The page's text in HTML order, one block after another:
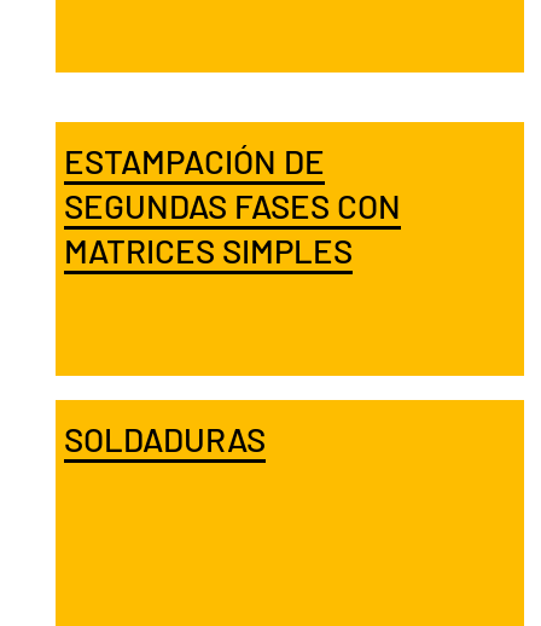
ESTAMPACIÓN DE
SEGUNDAS FASES CON
MATRICES SIMPLES
SOLDADURAS